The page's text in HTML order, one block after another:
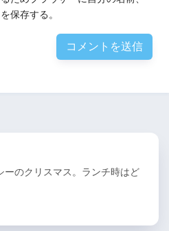
保存する。
ーのクリスマス。ランチ時はど